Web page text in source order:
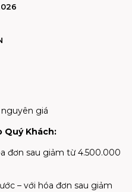
giá
Quý Khách:
đơn sau giảm từ 4.500.000
– với hóa đơn sau giảm